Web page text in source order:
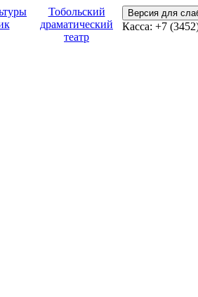
Тобольский
драматический
театр
Версия для
Касса: +7